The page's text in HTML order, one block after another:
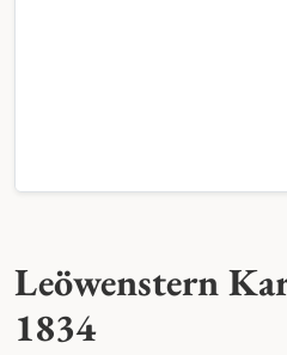
Leöwenstern
1834